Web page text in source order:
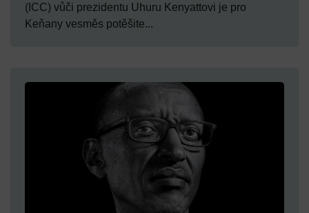
(ICC) vůči prezidentu Uhuru Kenyattovi je pro
Keňany vesměs potěšite...